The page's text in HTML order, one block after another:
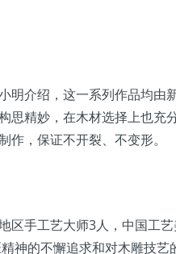
明介绍，这一系列作品均由
思精妙，在木材选择上也充
，保证不开裂、不变形。
区手工艺大师3人，中国工
神的不懈追求和对木雕技艺